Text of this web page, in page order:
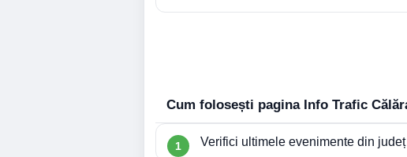
Cum folosești pagina Info Trafic
Verifici ultimele evenimente din